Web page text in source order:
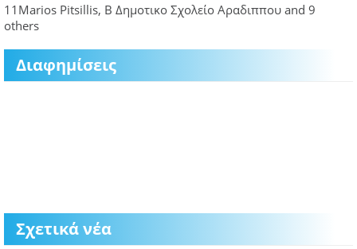
11 Marios Pitsillis, Β Δημοτικο Σχολείο Αραδιππου and 9
others
Διαφημίσεις
Σχετικά νέα